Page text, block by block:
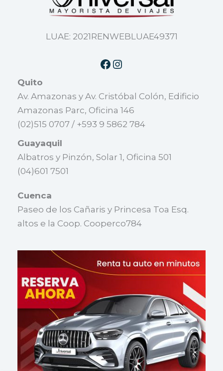
LUAE: 2021RENWEBLUAE49371
Quito
Av. Amazonas y Av. Cristóbal Colón, Edificio
Amazonas Parc, Oficina 146
(02)515 0707 / +593 9 5862 784
Guayaquil
Albatros y Pinzón, Solar 1, Oficina 501
(04)601 7501
Cuenca
Paseo de los Cañaris y Princesa Toa Esq.
altos e la Coop. Cooperco784